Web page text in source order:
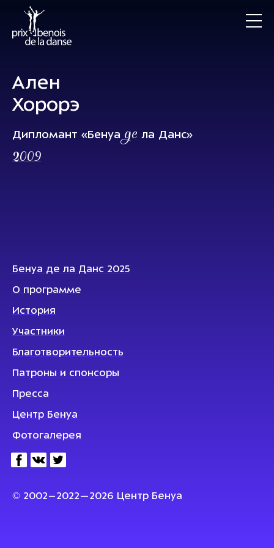
Ален
Хорорэ
Дипломант «Бенуаде ла Данс»
2009
Бенуа де ла Данс 2025
О программе
История
Участники
Благотворительность
Патроны и спонсоры
Пресса
Центр Бенуа
Фотогалерея
© 2002–2022—2026 Центр Бенуа